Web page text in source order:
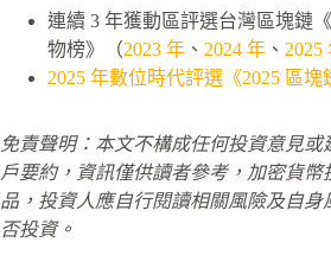
連續 3 年獲動區評選台灣區塊鏈
物榜》（2023 年 、 2024 年 、 2025
2025 年數位時代評選《2025 區塊
免責聲明：本文不構成任何投資意見或
戶要約，資訊僅供讀者參考，加密貨幣
品，投資人應自行閱讀相關風險及自身
否投資。